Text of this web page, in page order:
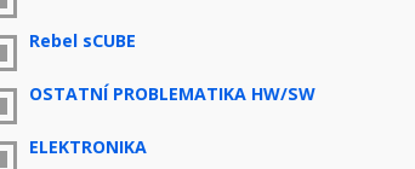
Rebel sCUBE
OSTATNÍ PROBLEMATIKA HW/SW
ELEKTRONIKA